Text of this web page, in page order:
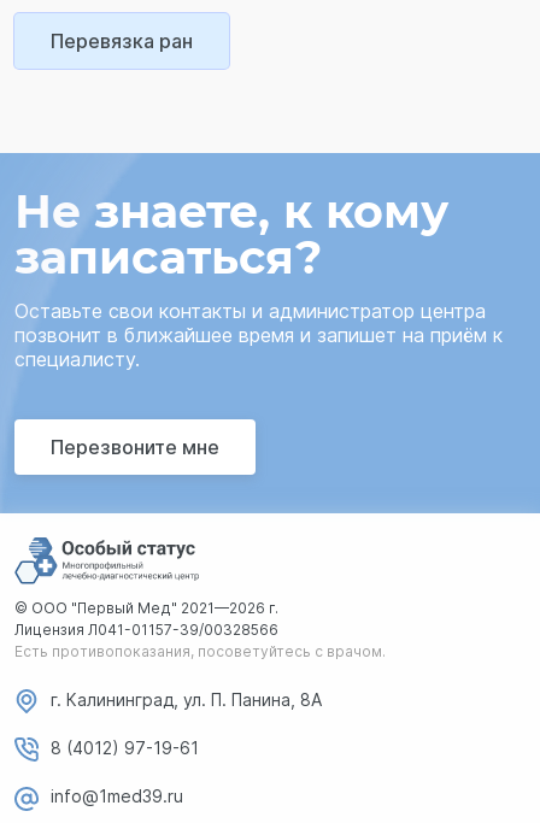
Перевязка ран
Не знаете, к кому
записаться?
Оставьте свои контакты и администратор центра
позвонит в ближайшее время и запишет на приём к
специалисту.
Перезвоните мне
© ООО "Первый Мед" 2021—2026 г.
Лицензия Л041-01157-39/00328566
Есть противопоказания, посоветуйтесь с врачом.
г. Калининград, ул. П. Панина, 8А
8 (4012) 97-19-61
info@1med39.ru